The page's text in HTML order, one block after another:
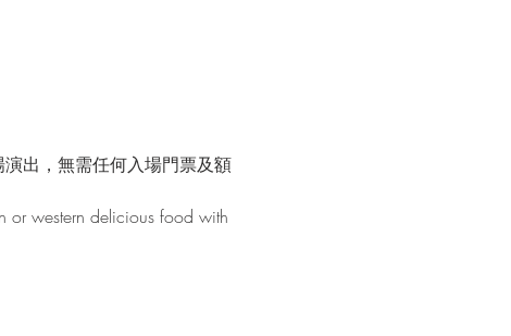
出，無需任何入場門票及額
or western delicious food with